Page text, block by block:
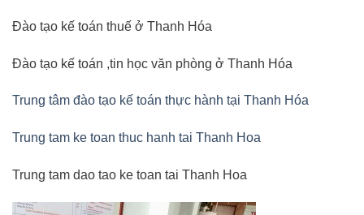
Đào tạo kế toán thuế ở Thanh Hóa
Đào tạo kế toán ,tin học văn phòng ở Thanh Hóa
Trung tâm đào tạo kế toán thực hành tại Thanh Hóa
Trung tam ke toan thuc hanh tai Thanh Hoa
Trung tam dao tao ke toan tai Thanh Hoa